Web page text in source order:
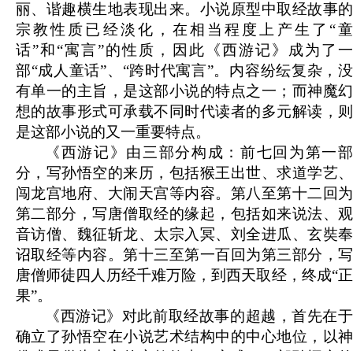
丽、谐趣横生地表现出来。小说原型中取经故事的
宗教性质已经淡化，在相当程度上产生了“童
话”和“寓言”的性质，因此《西游记》成为了一
部“成人童话”、“跨时代寓言”。内容纷纭复杂，没
有单一的主旨，是这部小说的特点之一；而神魔幻
想的故事形式可承载不同时代读者的多元解读，则
是这部小说的又一重要特点。
《西游记》由三部分构成：前七回为第一部
分，写孙悟空的来历，包括猴王出世、求道学艺、
闯龙宫地府、大闹天宫等内容。第八至第十二回为
第二部分，写唐僧取经的缘起，包括如来说法、观
音访僧、魏征斩龙、太宗入冥、刘全进瓜、玄奘奉
诏取经等内容。第十三至第一百回为第三部分，写
唐僧师徒四人历经千难万险，到西天取经，终成“正
果”。
《西游记》对此前取经故事的超越，首先在于
确立了孙悟空在小说艺术结构中的中心地位，以神